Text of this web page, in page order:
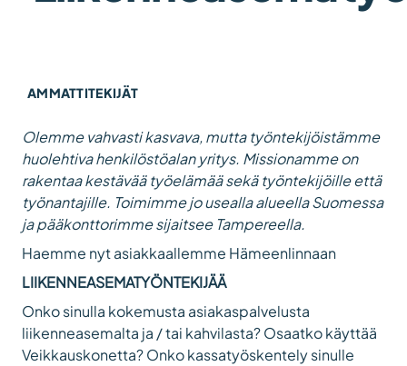
Olemme vahvasti kasvava, mutta työntekijöistämme
huolehtiva henkilöstöalan yritys. Missionamme on
rakentaa kestävää työelämää sekä työntekijöille että
työnantajille. Toimimme jo usealla alueella Suomessa
ja pääkonttorimme sijaitsee Tampereella.
Haemme nyt asiakkaallemme Hämeenlinnaan
LIIKENNEASEMATYÖNTEKIJÄÄ
Onko sinulla kokemusta asiakaspalvelusta
liikenneasemalta ja / tai kahvilasta? Osaatko käyttää
Veikkauskonetta? Onko kassatyöskentely sinulle
AMMATTITEKIJÄT